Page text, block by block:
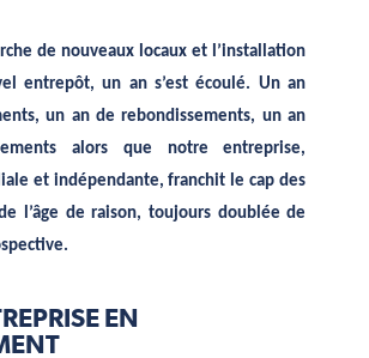
de nouveaux locaux et l’installation
entrepôt, un an s’est écoulé. Un an
un an de rebondissements, un an
alors que notre entreprise,
et indépendante, franchit le cap des
l’âge de raison, toujours doublée de
EN